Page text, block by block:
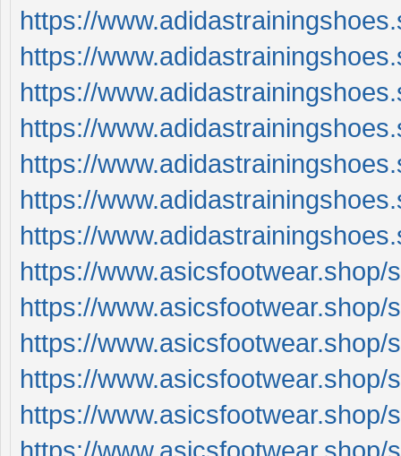
https://
https://
https://
https://
https://
https://
https://
https://www.asicsfootwear.shop/
https://www.asicsfootwear.shop/
https://www.asicsfootwear.shop/
https://www.asicsfootwear.shop/
https://www.asicsfootwear.shop/
https://www.asicsfootwear.shop/